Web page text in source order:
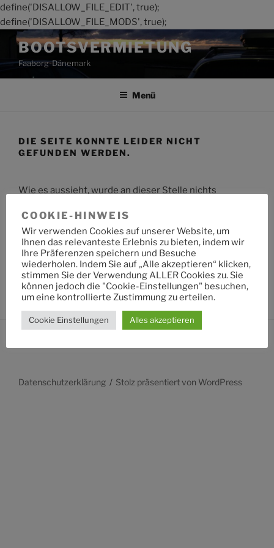
define('DISALLOW_FILE_EDIT', true);
define('DISALLOW_FILE_MODS', true);
Zum
Inhalt
springen
BOOTSVERMIETUNG
Faaborg-Dänemark
Menü
DIE SEITE KONNTE LEIDER NICHT
GEFUNDEN WERDEN.
Wie es aussieht, wurde an dieser Stelle nichts
Suche
nach:
Datenschutzerklärung Stolz präsentiert von WordPress
COOKIE-HINWEIS
Wir verwenden Cookies auf unserer Website, um
Ihnen das relevanteste Erlebnis zu bieten, indem wir
Ihre Präferenzen speichern und Besuche
wiederholen. Indem Sie auf „Alle akzeptieren“ klicken,
stimmen Sie der Verwendung ALLER Cookies zu. Sie
können jedoch die "Cookie-Einstellungen" besuchen,
um eine kontrollierte Zustimmung zu erteilen.
Cookie Einstellungen Alles akzeptieren